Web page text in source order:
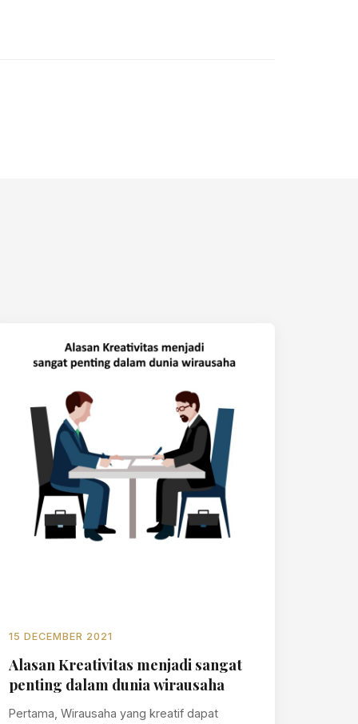
15 DECEMBER 2021
Alasan Kreativitas menjadi sangat
penting dalam dunia wirausaha
Pertama, Wirausaha yang kreatif dapat